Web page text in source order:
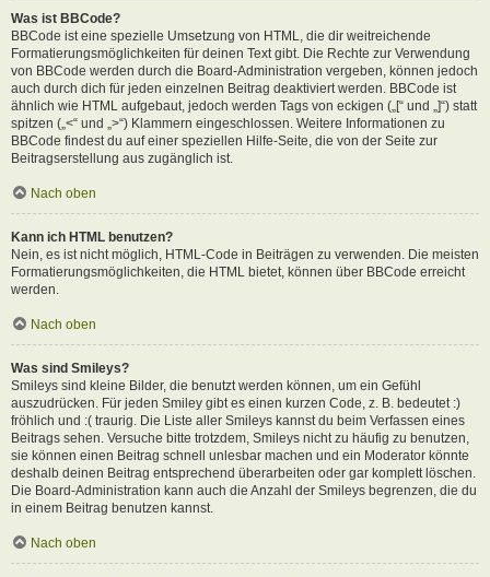
Was ist BBCode?
BBCode ist eine spezielle Umsetzung von HTML, die dir weitreichende
Formatierungsmöglichkeiten für deinen Text gibt. Die Rechte zur Verwendung
von BBCode werden durch die Board-Administration vergeben, können jedoch
auch durch dich für jeden einzelnen Beitrag deaktiviert werden. BBCode ist
ähnlich wie HTML aufgebaut, jedoch werden Tags von eckigen („[“ und „]“) statt
spitzen („<“ und „>“) Klammern eingeschlossen. Weitere Informationen zu
BBCode findest du auf einer speziellen Hilfe-Seite, die von der Seite zur
Beitragserstellung aus zugänglich ist.
Nach oben
Kann ich HTML benutzen?
Nein, es ist nicht möglich, HTML-Code in Beiträgen zu verwenden. Die meisten
Formatierungsmöglichkeiten, die HTML bietet, können über BBCode erreicht
werden.
Nach oben
Was sind Smileys?
Smileys sind kleine Bilder, die benutzt werden können, um ein Gefühl
auszudrücken. Für jeden Smiley gibt es einen kurzen Code, z. B. bedeutet :)
fröhlich und :( traurig. Die Liste aller Smileys kannst du beim Verfassen eines
Beitrags sehen. Versuche bitte trotzdem, Smileys nicht zu häufig zu benutzen,
sie können einen Beitrag schnell unlesbar machen und ein Moderator könnte
deshalb deinen Beitrag entsprechend überarbeiten oder gar komplett löschen.
Die Board-Administration kann auch die Anzahl der Smileys begrenzen, die du
in einem Beitrag benutzen kannst.
Nach oben